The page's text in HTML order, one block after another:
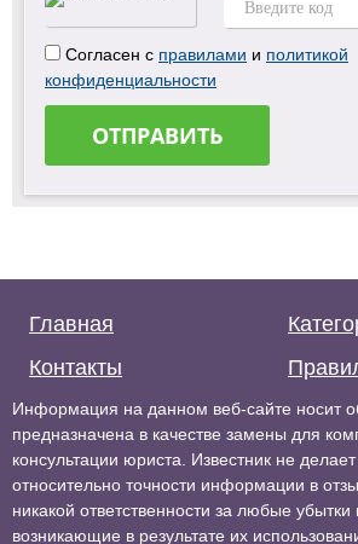
Согласен с правилами и политикой
конфиденциальности
ОТПРАВИТЬ
Главная
Контакты
Информация на данном веб-сайте носит
предназначена в качестве замены для
консультации юриста. Известник не
относительно точности информации в
никакой ответственности за любые убытки
возникающие в результате их